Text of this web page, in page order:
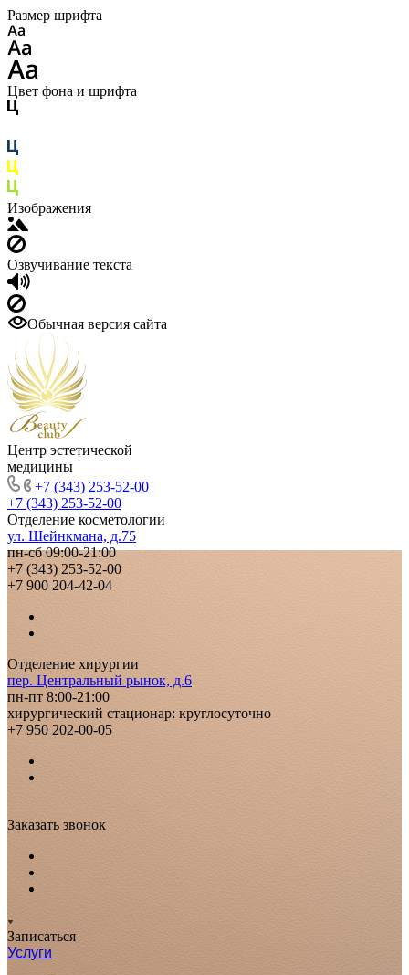
Размер шрифта
Цвет фона и шрифта
Изображения
Озвучивание текста
Обычная версия сайта
Центр эстетической
медицины
+7 (343) 253-52-00
+7 (343) 253-52-00
Отделение косметологии
ул. Шейнкмана, д.75
пн-сб 09:00-21:00
+7 (343) 253-52-00
+7 900 204-42-04
Отделение хирургии
пер. Центральный рынок, д.6
пн-пт 8:00-21:00
хирургический стационар: круглосуточно
+7 950 202-00-05
Заказать звонок
Записаться
Услуги